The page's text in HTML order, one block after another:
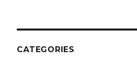
CATEGORIES